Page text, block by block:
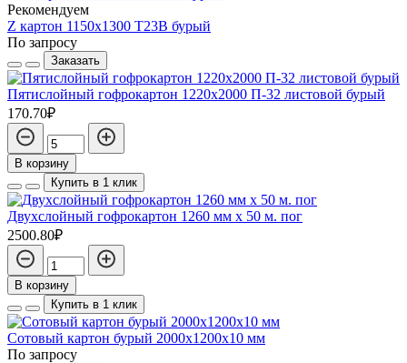
Рекомендуем
Z картон 1150х1300 Т23В бурый
По запросу
Заказать
Пятислойный гофрокартон 1220х2000 П-32 листовой бурый
170.70₽
В корзину
Купить в 1 клик
Двухслойный гофрокартон 1260 мм х 50 м. пог
2500.80₽
В корзину
Купить в 1 клик
Сотовый картон бурый 2000х1200х10 мм
По запросу